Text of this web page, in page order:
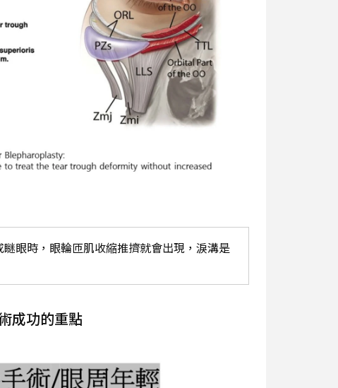
眼時，眼輪匝肌收縮推擠就會出現，淚溝是
成功的重點